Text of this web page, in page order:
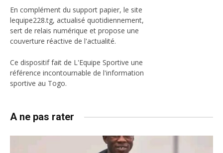
En complément du support papier, le site
lequipe228.tg, actualisé quotidiennement,
sert de relais numérique et propose une
couverture réactive de l'actualité.
Ce dispositif fait de L'Equipe Sportive une
référence incontournable de l'information
sportive au Togo.
A ne pas rater